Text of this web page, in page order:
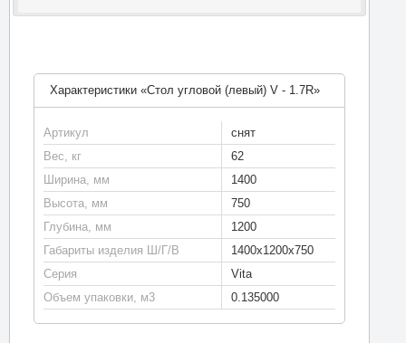
Характеристики «Стол угловой (левый) V - 1.7R»
Артикул
снят
Вес, кг
62
Ширина, мм
1400
Высота, мм
750
Глубина, мм
1200
Габариты изделия Ш/Г/В
1400х1200х750
Серия
Vita
Объем упаковки, м3
0.135000